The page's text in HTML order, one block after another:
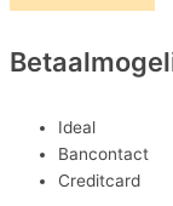
Ideal
Bancontact
Creditcard